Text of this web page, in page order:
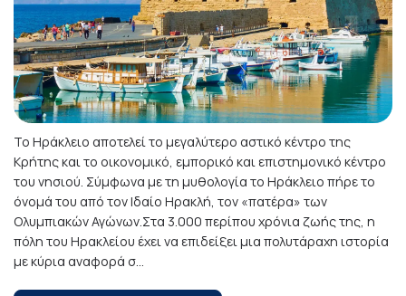
Το Ηράκλειο αποτελεί το μεγαλύτερο αστικό κέντρο της
Κρήτης και το οικονομικό, εμπορικό και επιστημονικό κέντρο
του νησιού. Σύμφωνα με τη μυθολογία το Ηράκλειο πήρε το
όνομά του από τον Ιδαίο Ηρακλή, τον «πατέρα» των
Ολυμπιακών Αγώνων.Στα 3.000 περίπου χρόνια ζωής της, η
πόλη του Ηρακλείου έχει να επιδείξει μια πολυτάραχη ιστορία
με κύρια αναφορά σ...